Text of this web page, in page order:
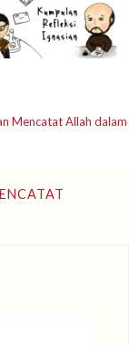
Mencatat Allah dalam